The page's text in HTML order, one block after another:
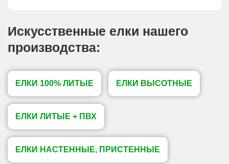
Искусственные елки нашего
производства:
ЕЛКИ 100% ЛИТЫЕ ЕЛКИ ВЫСОТНЫЕ
ЕЛКИ ЛИТЫЕ + ПВХ
ЕЛКИ НАСТЕННЫЕ, ПРИСТЕННЫЕ